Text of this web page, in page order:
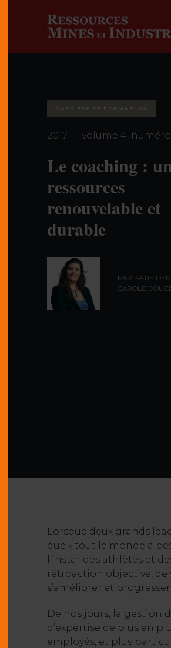
CARRIÈRE ET FORMATION
2017 — volume 4, numéro
Le coaching :
ressources
renouvelable et
durable
PAR KATIE
CAROLE
Lorsque deux grands
que « tout le monde a
l’instar des athlètes et
rétroaction objective, de
s’améliorer et progresser.
De nos jours, la gestion
d’expertise de plus en
employés, et plus